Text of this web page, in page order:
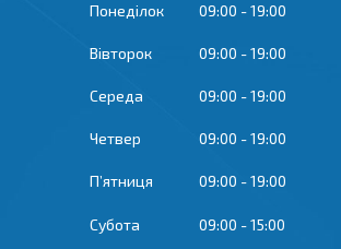
Понеділок 09:00 19:00
Вівторок 09:00 19:00
Середа 09:00 19:00
Четвер 09:00 19:00
Пʼятниця 09:00 19:00
Субота 09:00 15:00